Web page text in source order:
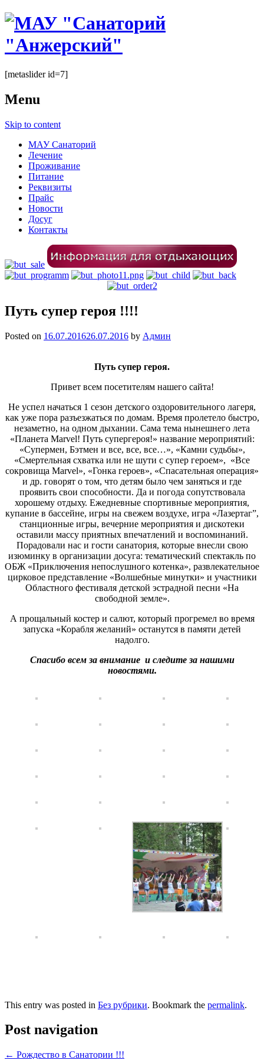
[metaslider id=7]
Menu
Skip to content
МАУ Санаторий
Лечение
Проживание
Питание
Реквизиты
Прайс
Новости
Досуг
Контакты
Путь супер героя !!!!
Posted on 16.07.201626.07.2016 by Админ
Путь супер героя.
Привет всем посетителям нашего сайта!
Не успел начаться 1 сезон детского оздоровительного лагеря,
как уже пора разъезжаться по домам. Время пролетело быстро,
незаметно, на одном дыхании. Сама тема нынешнего лета
«Планета Marvel! Путь супергероя!» название мероприятий:
«Супермен, Бэтмен и все, все, все…», «Камни судьбы»,
«Смертельная схватка или не шути с супер героем», «Все
сокровища Marvel», «Гонка героев», «Спасательная операция»
и др. говорят о том, что детям было чем заняться и где
проявить свои способности. Да и погода сопутствовала
хорошему отдыху. Ежедневные спортивные мероприятия,
купание в бассейне, игры на свежем воздухе, игра «Лазертаг”,
станционные игры, вечерние мероприятия и дискотеки
оставили массу приятных впечатлений и воспоминаний.
Порадовали нас и гости санатория, которые внесли свою
изюминку в организации досуга: тематический спектакль по
ОБЖ «Приключения непослушного котенка», развлекательное
цирковое представление «Волшебные минутки» и участники
Областного фестиваля детской эстрадной песни «На
свободной земле».
А прощальный костер и салют, который прогремел во время
запуска «Корабля желаний» останутся в памяти детей
надолго.
Спасибо всем за внимание и следите за нашими
новостями.
This entry was posted in Без рубрики. Bookmark the permalink.
Post navigation
← Рождество в Санатории !!!